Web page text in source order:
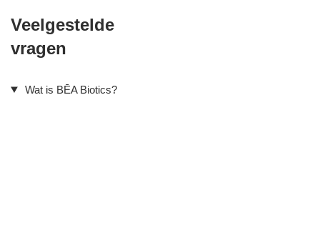
Veelgestelde
vragen
Wat is BĒA Biotics?